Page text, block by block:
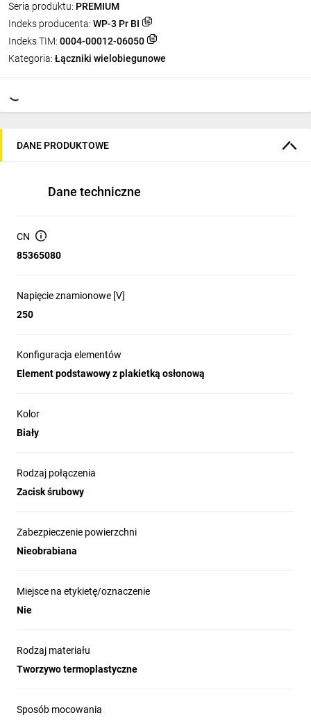
Seria produktu: PREMIUM
Indeks producenta: WP-3 Pr BI
Indeks TIM: 0004-00012-06050
Kategoria: Łączniki wielobiegunowe
DANE PRODUKTOWE
Dane techniczne
CN
85365080
Napięcie znamionowe [V]
250
Konfiguracja elementów
Element podstawowy z plakietką osłonową
Kolor
Biały
Rodzaj połączenia
Zacisk śrubowy
Zabezpieczenie powierzchni
Nieobrabiana
Miejsce na etykietę/oznaczenie
Nie
Rodzaj materiału
Tworzywo termoplastyczne
Sposób mocowania